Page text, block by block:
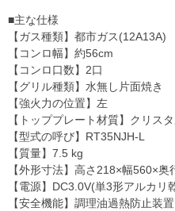
■主な仕様
【ガス種類】都市ガス(12A13A)
【コンロ幅】約56cm
【コンロ口数】2口
【グリル種類】水無し片面焼き
【強火力の位置】左
【トッププレート材質】クリス
【型式の呼び】RT35NJH-L
【質量】7.5 kg
【外形寸法】高さ218×幅560×奥
【電源】DC3.0V(単3形アルカリ
【安全機能】調理油過熱防止装